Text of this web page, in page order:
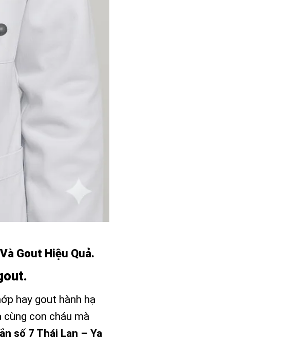
Gout Hiệu Quả.
hay gout hành hạ
cùng con cháu mà
số 7 Thái Lan – Ya